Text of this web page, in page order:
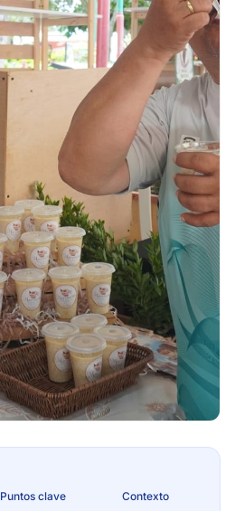
Puntos clave Contexto